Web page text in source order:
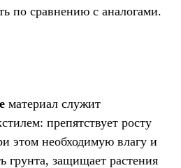
по сравнению с аналогами.
материал служит
препятствует росту
этом необходимую влагу и
грунта, защищает растения